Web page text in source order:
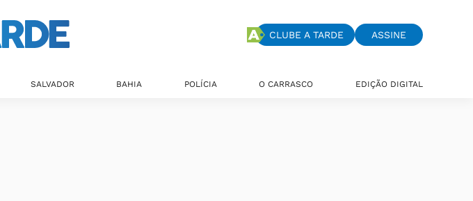
CLUBE A TARDE ASSINE
SALVADOR BAHIA POLÍCIA O CARRASCO EDIÇÃO DIGITAL